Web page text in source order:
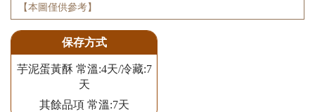
【本圖僅供參考】
保存方式
芋泥蛋黃酥 常溫:4天/冷藏:7
天
其餘品項 常溫:7天